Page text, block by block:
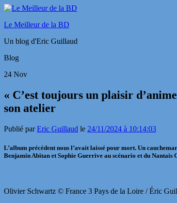
Le Meilleur de la BD
Un blog d'Eric Guillaud
Blog
24 Nov
« C’est toujours un plaisir
son atelier
Publié parEric Guillaud le 24/11/2024 à 10:14:03
L’album précédent nous l’avait laissé pour mort. Un
Benjamin Abitan et Sophie Guerrive au scénario et du
Olivier Schwartz © France 3 Pays de la Loire / Éric